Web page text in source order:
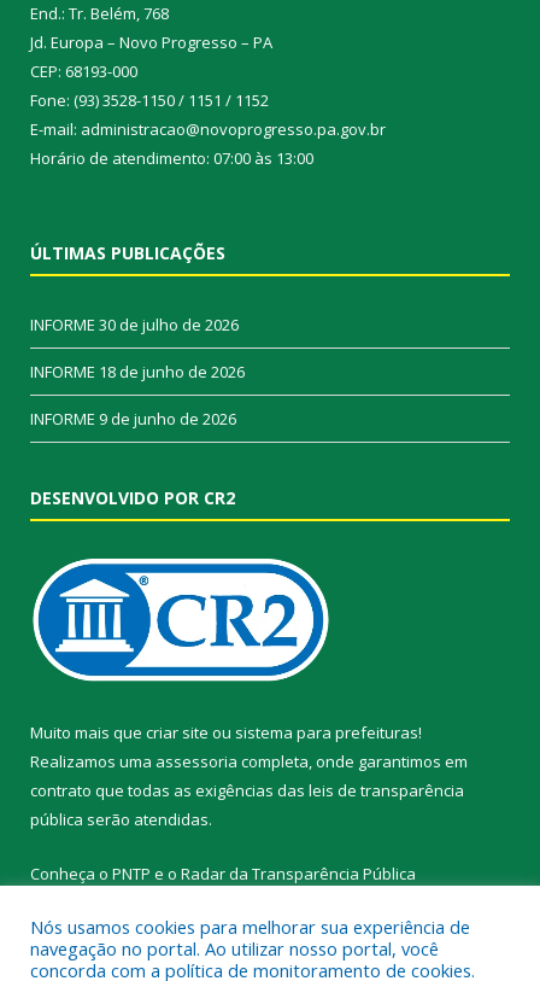
End.: Tr. Belém, 768
Jd. Europa – Novo Progresso – PA
CEP: 68193-000
Fone: (93) 3528-1150 / 1151 / 1152
E-mail: administracao@novoprogresso.pa.gov.br
Horário de atendimento: 07:00 às 13:00
ÚLTIMAS PUBLICAÇÕES
INFORME 30 de julho de 2026
INFORME 18 de junho de 2026
INFORME 9 de junho de 2026
DESENVOLVIDO POR CR2
Muito mais que criar site ou sistema para prefeituras!
Realizamos uma assessoria completa, onde garantimos em
contrato que todas as exigências das leis de transparência
pública serão atendidas.
Conheça o PNTP e o Radar da Transparência Pública
Nós usamos cookies para melhorar sua experiência de
navegação no portal. Ao utilizar nosso portal, você
concorda com a política de monitoramento de cookies.